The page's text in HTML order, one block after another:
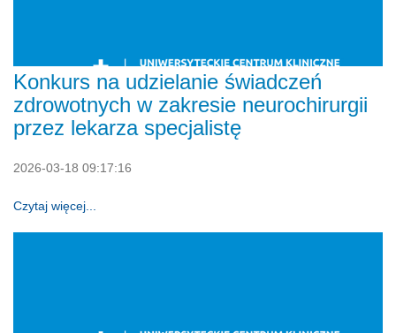
Konkurs na udzielanie świadczeń
zdrowotnych w zakresie neurochirurgii
przez lekarza specjalistę
2026-03-18 09:17:16
Czytaj więcej...